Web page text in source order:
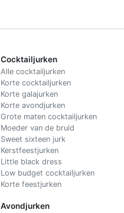
Cocktailjurken
Alle cocktailjurken
Korte cocktailjurken
Korte galajurken
Korte avondjurken
Grote maten cocktailjurken
Moeder van de bruid
Sweet sixteen jurk
Kerstfeestjurken
Little black dress
Low budget cocktailjurken
Korte feestjurken
Avondjurken